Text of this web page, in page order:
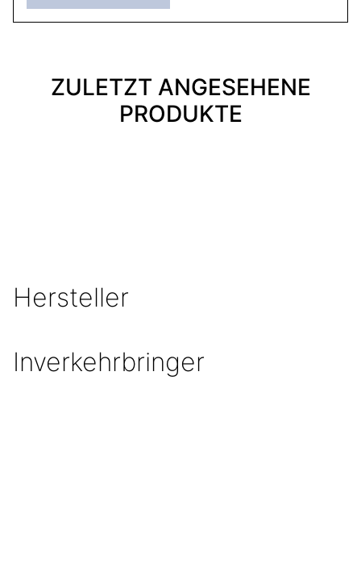
ZULETZT ANGESEHENE
PRODUKTE
Hersteller
Inverkehrbringer